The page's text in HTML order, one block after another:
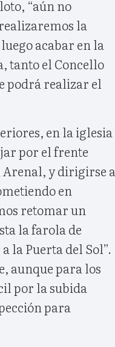
“aún no
la
acabar en la
tanto el Concello
podrá realizar el
en la iglesia
por el frente
y dirigirse a
en
retomar un
la farola de
la Puerta del Sol”.
aunque para los
por la subida
para